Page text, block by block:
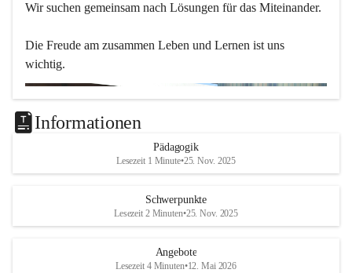
Wir suchen gemeinsam nach Lösungen für das Miteinander.
Die Freude am zusammen Leben und Lernen ist uns
wichtig.
Informationen
Pädagogik
Lesezeit 1 Minute•25. Nov. 2025
Schwerpunkte
Lesezeit 2 Minuten•25. Nov. 2025
Angebote
Lesezeit 4 Minuten•12. Mai 2026